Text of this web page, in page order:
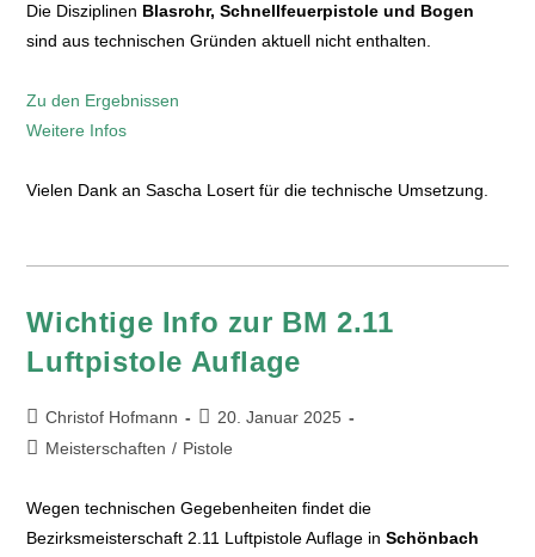
Die Disziplinen Blasrohr, Schnellfeuerpistole und Bogen
sind aus technischen Gründen aktuell nicht enthalten.
Zu den Ergebnissen
Weitere Infos
Vielen Dank an Sascha Losert für die technische Umsetzung.
Wichtige Info zur BM 2.11
Luftpistole Auflage
Christof Hofmann
20. Januar 2025
Meisterschaften / Pistole
Wegen technischen Gegebenheiten findet die
Bezirksmeisterschaft 2.11 Luftpistole Auflage inSchönbach